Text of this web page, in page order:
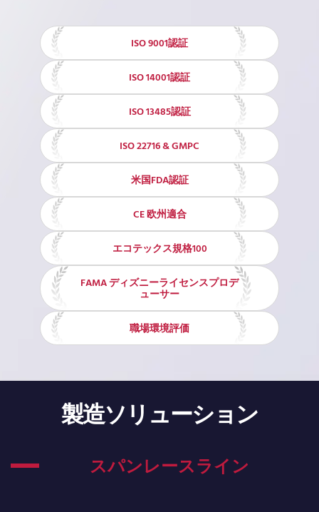
ISO 9001認証
ISO 14001認証
ISO 13485認証
ISO 22716 & GMPC
米国FDA認証
CE 欧州適合
エコテックス規格100
FAMA ディズニーライセンスプロデ
ューサー
職場環境評価
製造ソリューション
スパンレースライン